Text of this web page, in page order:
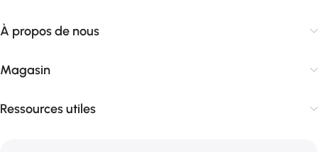
À propos de nous
Magasin
Ressources utiles